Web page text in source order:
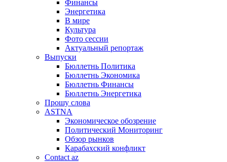
Финансы
Энергетика
В мире
Культура
Фото сессии
Актуальный репортаж
Выпуски
Бюллетнь Политика
Бюллетнь Экономика
Бюллетнь Финансы
Бюллетнь Энергетика
Прошу слова
ASTNA
Экономическое обозрение
Политический Мониторинг
Обзор рынков
Карабахский конфликт
Contact az